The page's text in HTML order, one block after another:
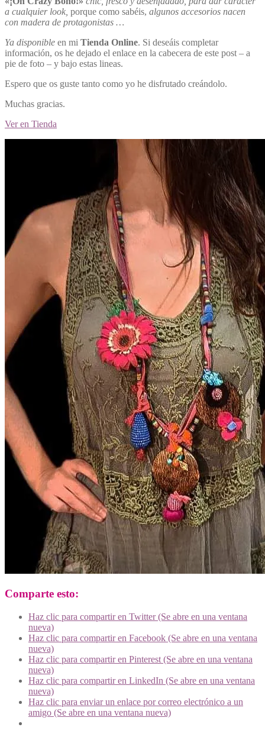
a cualquier look, porque como sabéis, algunos accesorios nacen
con madera de protagonistas …
Ya disponible en mi Tienda Online. Si deseáis completar
información, os he dejado el enlace en la cabecera de este post – a
pie de foto – y bajo estas lineas.
Espero que os guste tanto como yo he disfrutado creándolo.
Muchas gracias.
Ver en Tienda
Comparte esto:
Haz clic para compartir en Twitter (Se abre en una ventana
nueva)
Haz clic para compartir en Facebook (Se abre en una ventana
nueva)
Haz clic para compartir en Pinterest (Se abre en una ventana
nueva)
Haz clic para compartir en LinkedIn (Se abre en una ventana
nueva)
Haz clic para enviar un enlace por correo electrónico a un
amigo (Se abre en una ventana nueva)